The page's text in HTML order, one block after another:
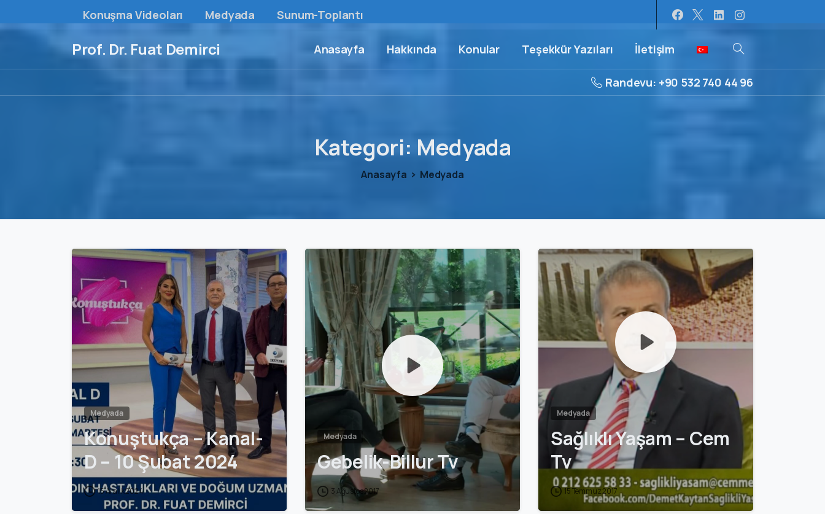
Konuşma Videoları Medyada Sunum-Toplantı
Prof. Dr. Fuat Demirci Anasayfa Hakkında Konular Teşekkür Yazıları İletişim
Randevu: +90 532 740 44 96
Kategori: Medyada
Anasayfa Medyada
0
Medyada
Konuştukça – Kanal-
D – 10 Şubat 2024
15 Aralık 2024
0
Medyada
Gebelik-Billur Tv
3 Ağustos 2017
Medyada
Sağlıklı Yaşam – Cem
Tv
15 Temmuz 2017